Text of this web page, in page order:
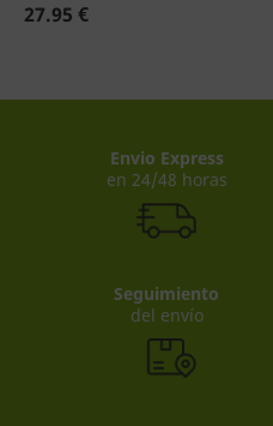
27.95 €
Envio Express
en 24/48 horas
Seguimiento
del envío